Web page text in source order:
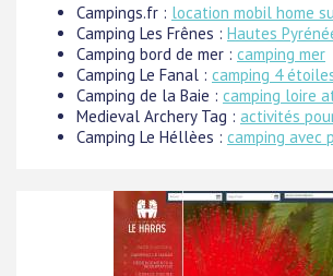
Campings.fr : location mobil home
Camping Les Frênes : Hautes
Camping bord de mer : camping mer
Camping Le Fanal : camping 4
Camping de la Baie : camping loire
Medieval Archery Tag : activités
Camping Le Héllèes : camping avec